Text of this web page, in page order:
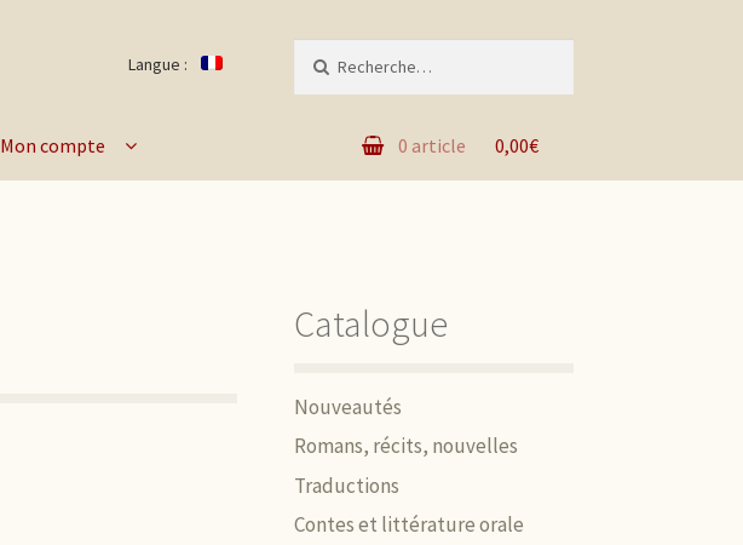
Langue :
Mon compte 0,00€
0 article
Catalogue
Nouveautés
Romans, récits, nouvelles
Traductions
Contes et littérature orale